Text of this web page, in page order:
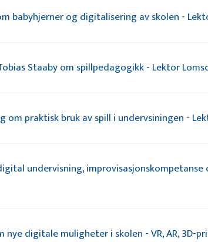
babyhjerner og digitalisering av skolen -
Staaby om spillpedagogikk - Lektor
om praktisk bruk av spill i undervsiningen -
undervisning,
nye digitale muligheter i skolen - VR, AR, 3D-